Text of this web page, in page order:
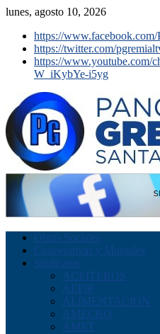
lunes, agosto 10, 2026
https://www.facebook.com/
https://twitter.com/
https://www.youtube.com/
W_iKybYe-i5yg
Obras Sociales
Cooperativas y Mutuales
Sindicatos
ACEITEROS
AEFIP
ALIMENTACION
AMECRO
AMET